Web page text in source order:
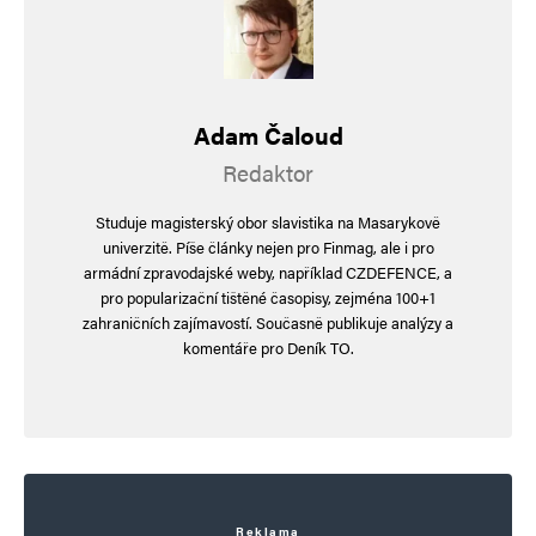
Pokud nedokážeš pochopit, že v mém
komentáři je slovem koule míněn penis,
opět pinzetku a užij si svou masturbaci.
Narozdíl od tebe jsem napsal názor
k věci. Že mu nerozumíš, protože seš
hornouherskej kolaborant, je tvůj
problém. A laskavě nech na mě, co píšu
nebo ne, protože pak vypadáš jako ten
cenzuruje
Adam Čaloud
Redaktor
Studuje magisterský obor slavistika na Masarykově
univerzitě. Píše články nejen pro Finmag, ale i pro
armádní zpravodajské weby, například CZDEFENCE, a
pro popularizační tištěné časopisy, zejména 100+1
zahraničních zajímavostí. Současně publikuje analýzy a
komentáře pro Deník TO.
Reklama